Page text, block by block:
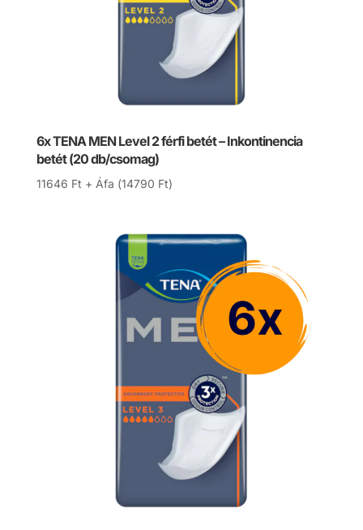
6x TENA MEN Level 2 férfi betét – Inkontinencia
betét (20 db/csomag)
11646 Ft + Áfa (14790 Ft)